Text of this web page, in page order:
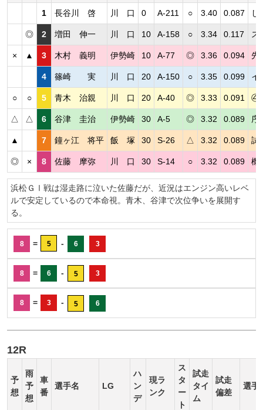
1 長谷川 啓 川 口 0 A-211 ○ 3.40 0.087 し
◎ 2 増田 伸一 川 口 10 A-158 ○ 3.34 0.117 ス
× ▲ 3 木村 義明 伊勢崎 10 A-77 ◎ 3.36 0.094 先
4 篠崎 実 川 口 20 A-150 ○ 3.35 0.099 イ
○ ○ 5 青木 治親 川 口 20 A-40 ◎ 3.33 0.091 ④
△ △ 6 谷津 圭治 伊勢崎 30 A-5 ◎ 3.32 0.089 序
▲ 7 鐘ヶ江 将平 飯 塚 30 S-26 △ 3.32 0.089 試
◎ × 8 佐藤 摩弥 川 口 30 S-14 ○ 3.32 0.089 機
浜松ＧⅠ戦は湿走路に泣いた佐藤だが、近況はエンジン高いレベ
ルで安定しているので本命視。青木、谷津で次位争いを展開す
る。
8 = 5 - 6 3
8 = 6 - 5 3
8 = 3 - 5 6
12R
予
想
雨
予
想
車
番
選手名 LG
ハ
ン
デ
現ラ
ンク
ス
タ
ー
ト
試走
タイ
ム
試走
偏差
選手